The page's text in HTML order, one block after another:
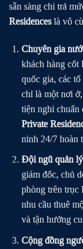
sẵn sàng chi trả
Residenceslà vô
Chuyên gia
khách hàng cốt
quốc gia, các
chỉ là một nơi
tiện nghi chuẩn
Private
ninh 24/7 hoàn
Đội ngũ quản
giám đốc, chủ
phòng trên
nhu cầu thuê
và tận hưởng
Cộng đồng